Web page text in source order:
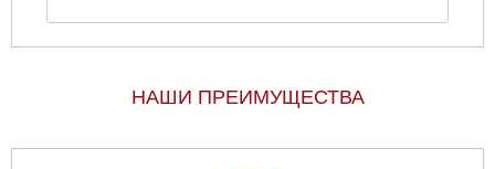
НАШИ ПРЕИМУЩЕСТВА